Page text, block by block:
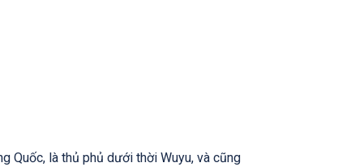
Quốc, là thủ phủ dưới thời Wuyu, và cũng